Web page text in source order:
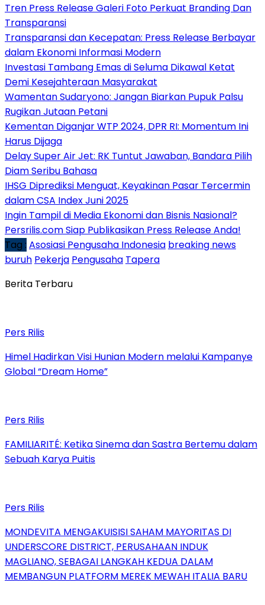
Tren Press Release Galeri Foto Perkuat Branding Dan
Transparansi
Transparansi dan Kecepatan: Press Release Berbayar
dalam Ekonomi Informasi Modern
Investasi Tambang Emas di Seluma Dikawal Ketat
Demi Kesejahteraan Masyarakat
Wamentan Sudaryono: Jangan Biarkan Pupuk Palsu
Rugikan Jutaan Petani
Kementan Diganjar WTP 2024, DPR RI: Momentum Ini
Harus Dijaga
Delay Super Air Jet: RK Tuntut Jawaban, Bandara Pilih
Diam Seribu Bahasa
IHSG Diprediksi Menguat, Keyakinan Pasar Tercermin
dalam CSA Index Juni 2025
Ingin Tampil di Media Ekonomi dan Bisnis Nasional?
Persrilis.com Siap Publikasikan Press Release Anda!
Tag : Asosiasi Pengusaha Indonesia breaking news
buruh Pekerja Pengusaha Tapera
Berita Terbaru
Pers Rilis
Himel Hadirkan Visi Hunian Modern melalui Kampanye
Global “Dream Home”
Pers Rilis
FAMILIARITÉ: Ketika Sinema dan Sastra Bertemu dalam
Sebuah Karya Puitis
Pers Rilis
MONDEVITA MENGAKUISISI SAHAM MAYORITAS DI
UNDERSCORE DISTRICT, PERUSAHAAN INDUK
MAGLIANO, SEBAGAI LANGKAH KEDUA DALAM
MEMBANGUN PLATFORM MEREK MEWAH ITALIA BARU